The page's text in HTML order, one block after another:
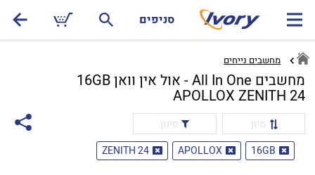
סניפים
מחשבים נייחים
מחשבים All In One - אול אין וואן 16GB
APOLLOX ZENITH 24
מיון
סינון
16GB
APOLLOX
ZENITH 24